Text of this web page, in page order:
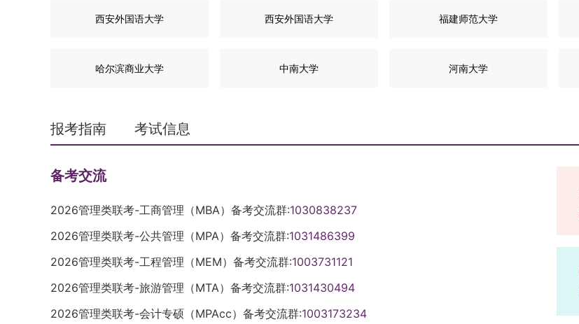
西安外国语大学 西安外国语大学 福建师范大学
哈尔滨商业大学 中南大学 河南大学
报考指南 考试信息
备考交流
2026管理类联考-工商管理（MBA）备考交流群:1030838237
2026管理类联考-公共管理（MPA）备考交流群:1031486399
2026管理类联考-工程管理（MEM）备考交流群:1003731121
2026管理类联考-旅游管理（MTA）备考交流群:1031430494
2026管理类联考-会计专硕（MPAcc）备考交流群:1003173234